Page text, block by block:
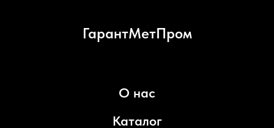
ГарантМетПром
О нас
Каталог